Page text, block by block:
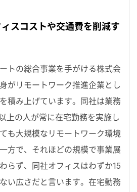
スコストや交通費を削減す
トの総合事業を手がける株式会
がリモートワーク推進企業とし
積み上げています。同社は業務
上の人が常に在宅勤務を実施し
も大規模なリモートワーク環境
方で、それほどの規模で事業展
らず、同社オフィスはわずか15
い広さだと言います。在宅勤務